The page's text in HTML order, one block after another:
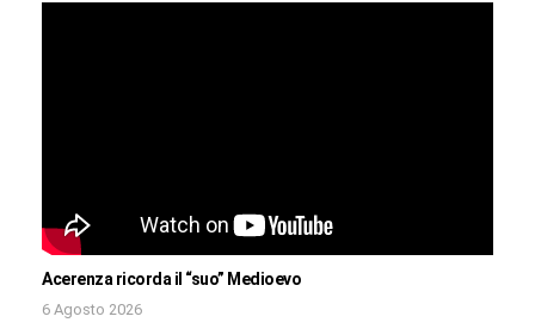
Acerenza ricorda il “suo” Medioevo
6 Agosto 2026